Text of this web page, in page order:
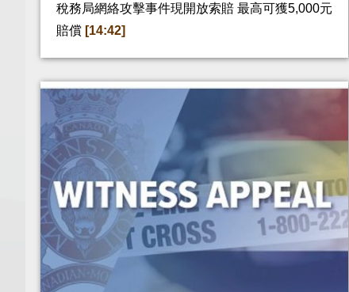
稅務局網絡攻擊事件現開放索賠 最高可獲5,000元
賠償 [14:42]